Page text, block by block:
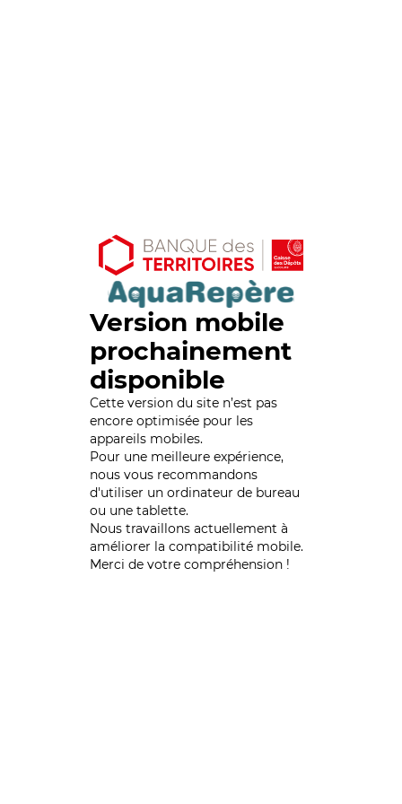
Version mobile
prochainement
disponible
Cette version du site n’est pas
encore optimisée pour les
appareils mobiles.
Pour une meilleure expérience,
nous vous recommandons
d'utiliser un ordinateur de bureau
ou une tablette.
Nous travaillons actuellement à
améliorer la compatibilité mobile.
Merci de votre compréhension !